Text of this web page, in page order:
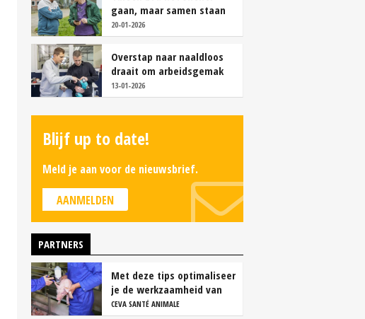
gaan, maar samen staan
we stukken sterker'
20-01-2026
Overstap naar naaldloos
draait om arbeidsgemak
en diervriendelijkheid
13-01-2026
Blijf up to date!
Meld je aan voor de nieuwsbrief.
AANMELDEN
PARTNERS
Met deze tips optimaliseer
je de werkzaamheid van
vaccins
CEVA SANTÉ ANIMALE